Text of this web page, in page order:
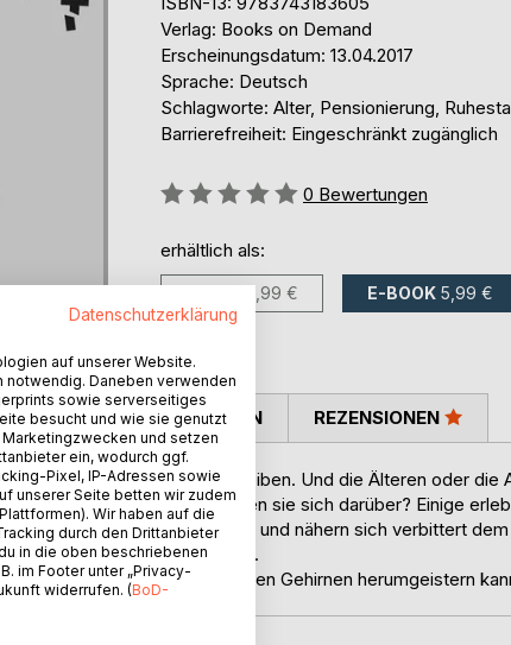
Verlag: Books on Demand
Erscheinungsdatum: 13.04.2017
Sprache: Deutsch
Schlagworte: Alter, Pensionierung,
Barrierefreiheit: Eingeschränkt zugänglich
Bewertung::
0 Bewertungen
erhältlich als:
15,99 € E-BOOK 5,99 €
Erwachsene möchten jung bleiben. Und die Älteren oder die
sie das Altern oder freuen sie sich darüber? Einige
hadern mit dem Schicksal und nähern sich verbittert
oder täuschen gar etwas vor.
was alles so in alternden Gehirnen herumgeistern
IN PRESSESTIMMEN REZENSIONEN
Datenschutzerklärung
auf unserer Website.
notwendig. Daneben verwenden
sowie serverseitiges
besucht und wie sie genutzt
und setzen
ein, wodurch ggf.
Pixel, IP-Adressen sowie
unserer Seite betten wir zudem
Wir haben auf die
durch den Drittanbieter
in die oben beschriebenen
im Footer unter „Privacy-
widerrufen. (BoD-